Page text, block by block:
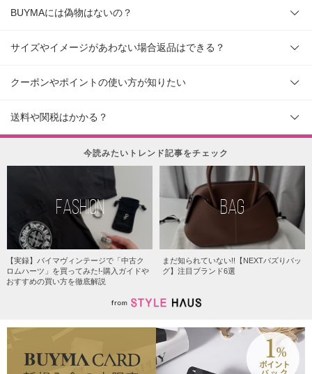
BUYMAには偽物はないの？
サイズやイメージがあわない場合返品はできる？
クーポンやポイントの使い方が知りたい
送料や関税はかかる？
今読みたいトレンド記事をチェック
FASHION
【実録】バイマヴィンテージで「中古ク
ロムハーツ」を買ってみた!-購入ガイドや
おすすめの買い方を徹底解説
BAG
まだ知られていない!!【NEXTバズりバッ
グ】注目ブランド6選